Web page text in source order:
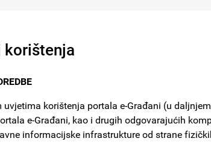
korištenja
uvjetima korištenja portala e-Građani (u
e-Građani, kao i drugih odgovarajućih
informacijske infrastrukture od strane